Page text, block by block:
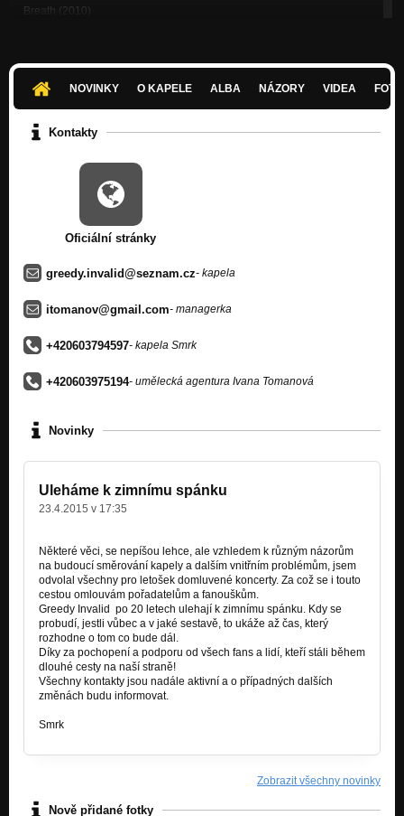
Breath (2010)
Tisíc (2009)
Nezařazeno
Nezařazeno
Dancing Little Flames (2007)
Nezařazeno
Nezařazeno
Meaning Of Life (2005)
Nezařazeno
NOVINKY O KAPELE ALBA NÁZORY VIDEA
Kontakty
Oficiální stránky
greedy.invalid@seznam.cz- kapela
itomanov@gmail.com- managerka
+420603794597- kapela Smrk
+420603975194- umělecká agentura Ivana Tomanová
Novinky
Uleháme k zimnímu spánku
23.4.2015 v 17:35
Některé věci, se nepíšou lehce, ale vzhledem k různým názorům
na budoucí směrování kapely a dalším vnitřním problémům, jsem
odvolal všechny pro letošek domluvené koncerty. Za což se i touto
cestou omlouvám pořadatelům a fanouškům.
Greedy Invalid po 20 letech ulehají k zimnímu spánku. Kdy se
probudí, jestli vůbec a v jaké sestavě, to ukáže až čas, který
rozhodne o tom co bude dál.
Díky za pochopení a podporu od všech fans a lidí, kteří stáli během
dlouhé cesty na naší straně!
Všechny kontakty jsou nadále aktivní a o případných dalších
změnách budu informovat.
Smrk
Zobrazit všechny novinky
Nově přidané fotky